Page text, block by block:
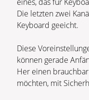
Die letzten zwei
Keyboard geeicht.
Diese
können gerade
Her einen
möchten, mit